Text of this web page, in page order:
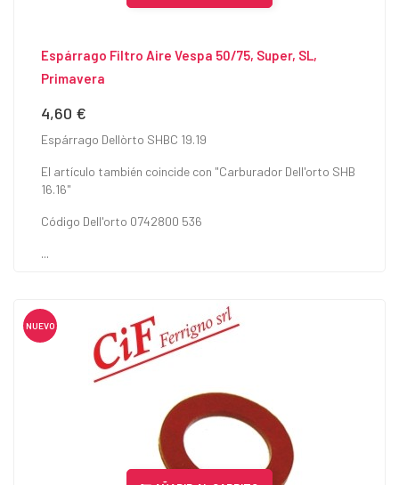
Espárrago Filtro Aire Vespa 50/75, Super, SL,
Primavera
Precio
4,60 €
Espárrago Dellòrto SHBC 19.19
El artículo también coincide con "Carburador Dell'orto SHB
16.16"
Código Dell'orto 0742800 536
...
NUEVO